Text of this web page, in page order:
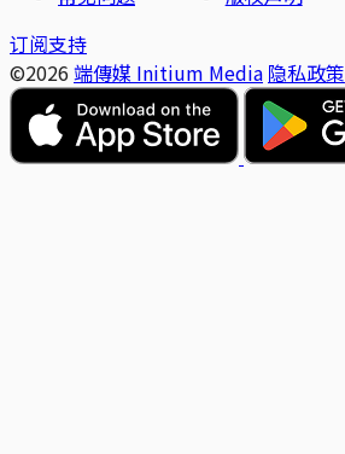
订阅支持
©2026 端傳媒 Initium Media 隐私政策